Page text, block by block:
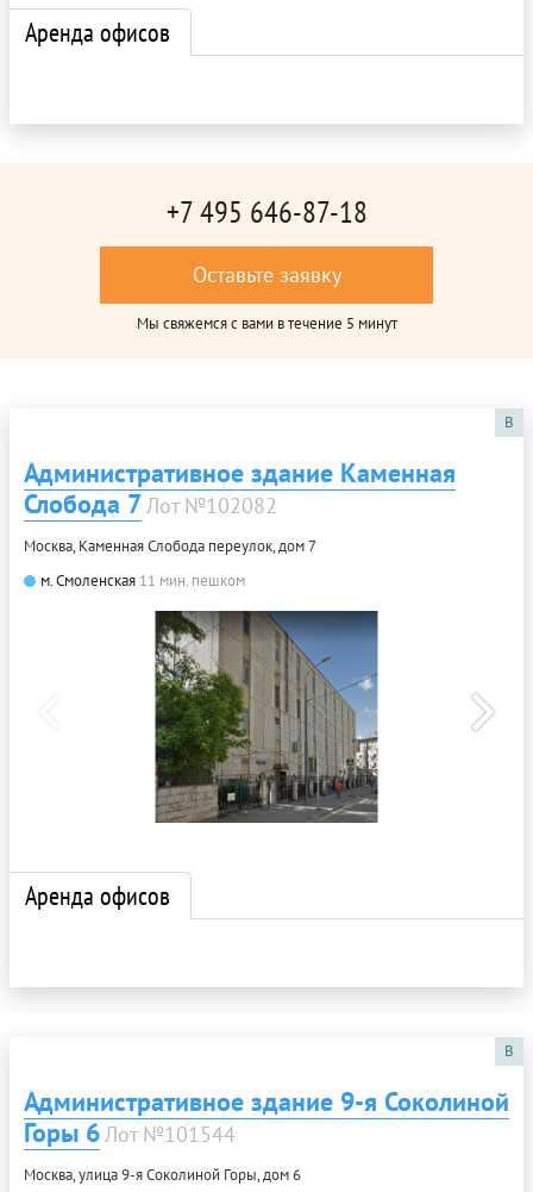
Аренда офисов
+7 495 646-87-18
Оставьте заявку
Мы свяжемся с вами в течение 5 минут
B
Административное здание Каменная
Слобода 7Лот №102082
Москва, Каменная Слобода переулок, дом 7
м. Смоленская 11 мин. пешком
Аренда офисов
B
Административное здание 9-я Соколиной
Горы 6Лот №101544
Москва, улица 9-я Соколиной Горы, дом 6